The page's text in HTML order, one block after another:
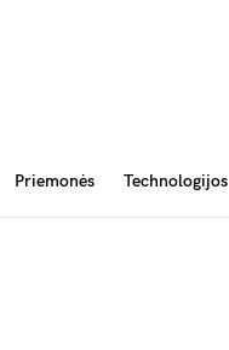
Priemonės Technologijos